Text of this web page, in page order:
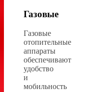
Газовые
Газовые
отопительные
аппараты
обеспечивают
удобство
и
мобильность